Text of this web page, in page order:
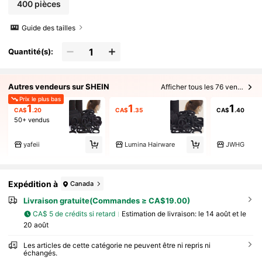
400 pièces
Guide des tailles
Quantité(s):
Autres vendeurs sur SHEIN Afficher tous les 76 vendeurs
Prix le plus bas
CA$1 .20
50+ vendus
yafeii
CA$1 .35
Lumina Hairware
CA$1 .40
JWHG
Expédition à Canada
Livraison gratuite(Commandes ≥ CA$19.00)
CA$ 5 de crédits si retard Estimation de livraison: le 14 août et le
20 août
Les articles de cette catégorie ne peuvent être ni repris ni
échangés.